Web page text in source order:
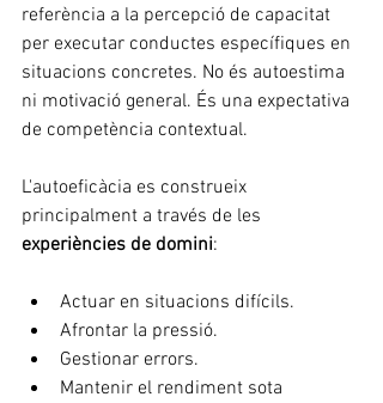
referència a la percepció de capacitat
per executar conductes específiques en
situacions concretes. No és autoestima
ni motivació general. És una expectativa
de competència contextual.
L'autoeficàcia es construeix
principalment a través de les
experiències de domini:
Actuar en situacions difícils.
Afrontar la pressió.
Gestionar errors.
Mantenir el rendiment sota